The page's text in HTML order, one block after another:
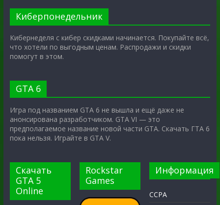
Киберпонедельник
Кибернеделя с кибер скидками начинается. Покупайте всё,
что хотели по выгодным ценам. Распродажи и скидки
помогут в этом.
GTA 6
Игра под названием GTA 6 не вышла и ещё даже не
анонсирована разработчиком. GTA VI — это
предполагаемое название новой части GTA. Скачать ГТА 6
пока нельзя. Играйте в GTA V.
Скачать
GTA 5
Online
Rockstar
Games
Информация
CCPA